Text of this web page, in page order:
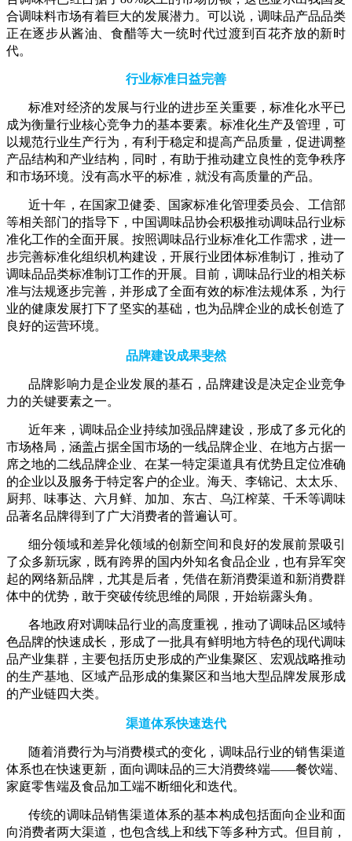
合调味料市场有着巨大的发展潜力。可以说，调味品产品品类
正在逐步从酱油、食醋等大一统时代过渡到百花齐放的新时
代。
行业标准日益完善
标准对经济的发展与行业的进步至关重要，标准化水平已
成为衡量行业核心竞争力的基本要素。标准化生产及管理，可
以规范行业生产行为，有利于稳定和提高产品质量，促进调整
产品结构和产业结构，同时，有助于推动建立良性的竞争秩序
和市场环境。没有高水平的标准，就没有高质量的产品。
近十年，在国家卫健委、国家标准化管理委员会、工信部
等相关部门的指导下，中国调味品协会积极推动调味品行业标
准化工作的全面开展。按照调味品行业标准化工作需求，进一
步完善标准化组织机构建设，开展行业团体标准制订，推动了
调味品品类标准制订工作的开展。目前，调味品行业的相关标
准与法规逐步完善，并形成了全面有效的标准法规体系，为行
业的健康发展打下了坚实的基础，也为品牌企业的成长创造了
良好的运营环境。
品牌建设成果斐然
品牌影响力是企业发展的基石，品牌建设是决定企业竞争
力的关键要素之一。
近年来，调味品企业持续加强品牌建设，形成了多元化的
市场格局，涵盖占据全国市场的一线品牌企业、在地方占据一
席之地的二线品牌企业、在某一特定渠道具有优势且定位准确
的企业以及服务于特定客户的企业。海天、李锦记、太太乐、
厨邦、味事达、六月鲜、加加、东古、乌江榨菜、千禾等调味
品著名品牌得到了广大消费者的普遍认可。
细分领域和差异化领域的创新空间和良好的发展前景吸引
了众多新玩家，既有跨界的国内外知名食品企业，也有异军突
起的网络新品牌，尤其是后者，凭借在新消费渠道和新消费群
体中的优势，敢于突破传统思维的局限，开始崭露头角。
各地政府对调味品行业的高度重视，推动了调味品区域特
色品牌的快速成长，形成了一批具有鲜明地方特色的现代调味
品产业集群，主要包括历史形成的产业集聚区、宏观战略推动
的生产基地、区域产品形成的集聚区和当地大型品牌发展形成
的产业链四大类。
渠道体系快速迭代
随着消费行为与消费模式的变化，调味品行业的销售渠道
体系也在快速更新，面向调味品的三大消费终端——餐饮端、
家庭零售端及食品加工端不断细化和迭代。
传统的调味品销售渠道体系的基本构成包括面向企业和面
向消费者两大渠道，也包含线上和线下等多种方式。但目前，